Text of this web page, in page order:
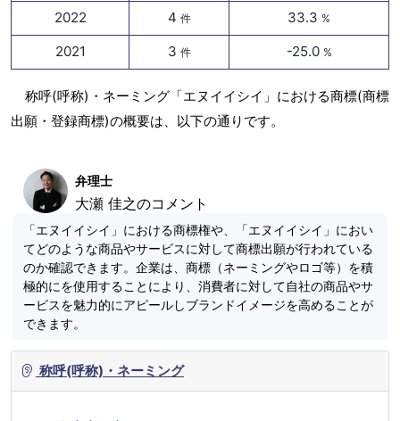
2022 4 件 33.3 %
2021 3 件 -25.0 %
称呼(呼称)・ネーミング「エヌイイシイ」における商標(商標
出願・登録商標)の概要は、以下の通りです。
弁理士
大瀬 佳之のコメント
「エヌイイシイ」における商標権や、「エヌイイシイ」におい
てどのような商品やサービスに対して商標出願が行われている
のか確認できます。企業は、商標（ネーミングやロゴ等）を積
極的にを使用することにより、消費者に対して自社の商品やサ
ービスを魅力的にアピールしブランドイメージを高めることが
できます。
称呼(呼称)・ネーミング